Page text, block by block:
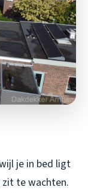
je in bed ligt
te wachten.